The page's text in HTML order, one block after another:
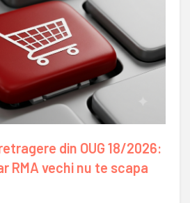
din OUG 18/2026:
RMA vechi nu te scapa